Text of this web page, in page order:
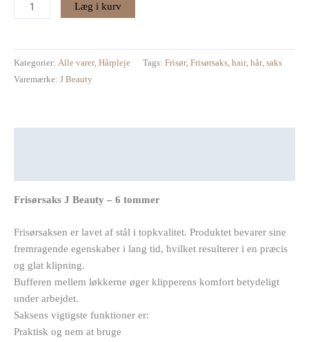
Læg i kurv
Kategorier: Alle varer, Hårpleje Tags: Frisør, Frisørsaks hair, hår, saks
Varemærke: J Beauty
Frisørsaks J Beauty – 6 tommer
Frisørsaksen er lavet af stål i topkvalitet. Produktet bevarer sine
fremragende egenskaber i lang tid, hvilket resulterer i en præcis
og glat klipning.
Bufferen mellem løkkerne øger klipperens komfort betydeligt
under arbejdet.
Saksens vigtigste funktioner er:
Praktisk og nem at bruge